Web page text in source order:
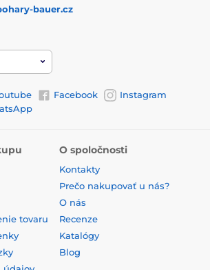
bauer.cz
Facebook
Instagram
tovaru
O spoločnosti
Kontakty
Prečo nakupovať u nás?
O nás
Recenze
Katalógy
Blog